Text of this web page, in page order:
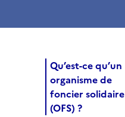
Qu’est-ce qu’un
organisme de
foncier solidaire
(OFS) ?